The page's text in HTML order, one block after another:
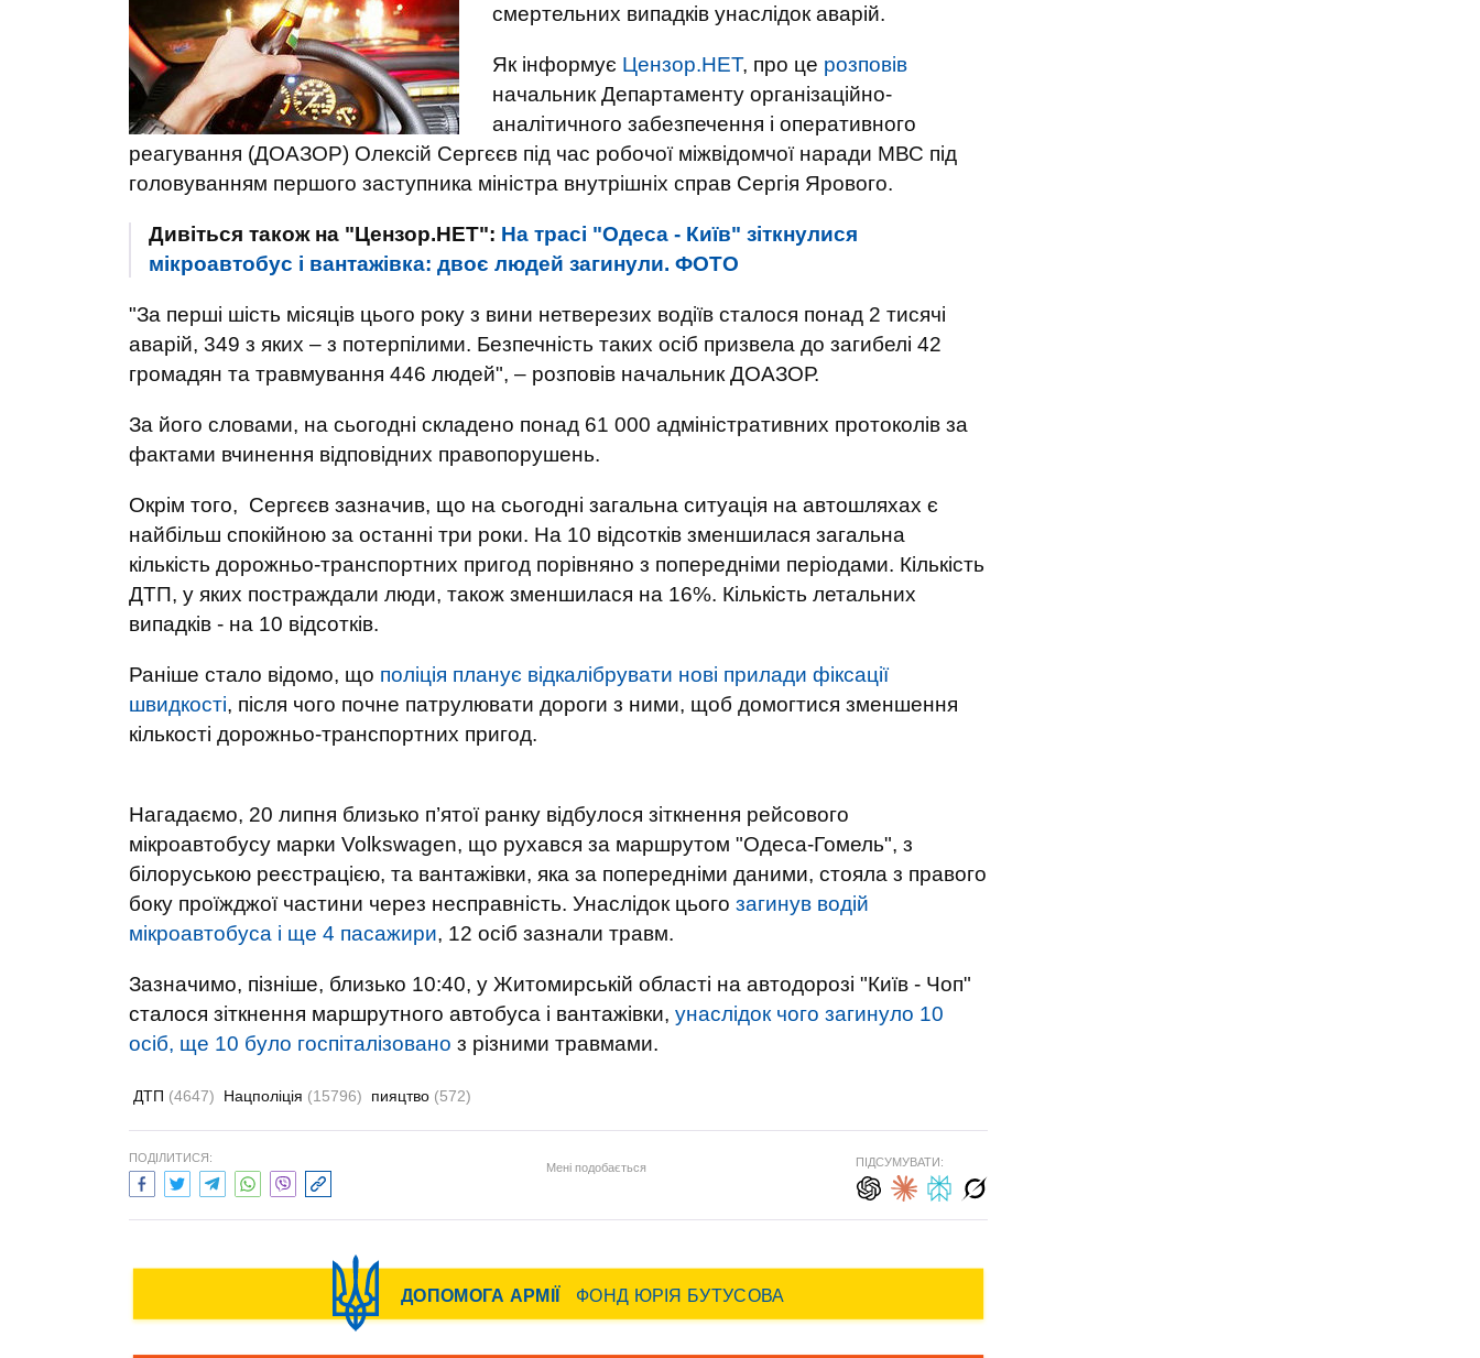
смертельних випадків унаслідок аварій.
Як інформує Цензор.НЕТ, про це розповів
начальник Департаменту організаційно-
аналітичного забезпечення і оперативного
реагування (ДОАЗОР) Олексій Сергєєв під час робочої міжвідомчої наради МВС під
головуванням першого заступника міністра внутрішніх справ Сергія Ярового.
Дивіться також на "Цензор.НЕТ": На трасі "Одеса - Київ" зіткнулися
мікроавтобус і вантажівка: двоє людей загинули. ФОТО
"За перші шість місяців цього року з вини нетверезих водіїв сталося понад 2 тисячі
аварій, 349 з яких – з потерпілими. Безпечність таких осіб призвела до загибелі 42
громадян та травмування 446 людей", – розповів начальник ДОАЗОР.
За його словами, на сьогодні складено понад 61 000 адміністративних протоколів за
фактами вчинення відповідних правопорушень.
Окрім того, Сергєєв зазначив, що на сьогодні загальна ситуація на автошляхах є
найбільш спокійною за останні три роки. На 10 відсотків зменшилася загальна
кількість дорожньо-транспортних пригод порівняно з попередніми періодами. Кількість
ДТП, у яких постраждали люди, також зменшилася на 16%. Кількість летальних
випадків - на 10 відсотків.
Раніше стало відомо, що поліція планує відкалібрувати нові прилади фіксації
швидкості, після чого почне патрулювати дороги з ними, щоб домогтися зменшення
кількості дорожньо-транспортних пригод.
Нагадаємо, 20 липня близько п’ятої ранку відбулося зіткнення рейсового
мікроавтобусу марки Volkswagen, що рухався за маршрутом "Одеса-Гомель", з
білоруською реєстрацією, та вантажівки, яка за попередніми даними, стояла з правого
боку проїжджої частини через несправність. Унаслідок цього загинув водій
мікроавтобуса і ще 4 пасажири, 12 осіб зазнали травм.
Зазначимо, пізніше, близько 10:40, у Житомирській області на автодорозі "Київ - Чоп"
сталося зіткнення маршрутного автобуса і вантажівки, унаслідок чого загинуло 10
осіб, ще 10 було госпіталізовано з різними травмами.
ДТП (4647) Нацполіція (15796) пияцтво (572)
ПОДІЛИТИСЯ:
Мені подобається ПІДСУМУВАТИ: